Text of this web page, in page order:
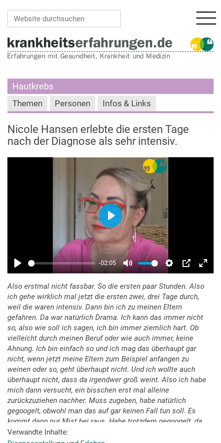
Hautkrebs
Themen Personen Infos & Links
Nicole Hansen erlebte die ersten Tage
nach der Diagnose als sehr intensiv.
Also erstmal nicht fassbar. So die ersten paar Stunden. Also
ich gehe wirklich mal jetzt die ersten zwei, drei Tage durch,
weil die waren intensiv. Dann bin ich zu meinen Eltern
gefahren. Da war natürlich Drama. Ich kann das immer nicht
so, also wie soll ich sagen, ich bin immer ziemlich hart. Ob
vielleicht durch meinen Beruf oder wie auch immer, keine
Ahnung. Ich bin einfach so und ich mag das überhaupt gar
nicht, wenn jetzt meine Eltern zum Beispiel anfangen zu
weinen oder so, geht überhaupt nicht. Und ich wollte auch
überhaupt nicht, dass da irgendwer groß weint. Also ich habe
mich dann versucht, ein bisschen erst mal alleine
zurückzuziehen nachher. Muss zugeben, habe natürlich
gegoogelt, obwohl man das auf gar keinen Fall tun soll. Es
kommt dann nur Mist bei raus. Habe trotzdem gegoogelt, da
stand natürlich- also das war schon ganz schön böse. Und ich
Verwandte Inhalte